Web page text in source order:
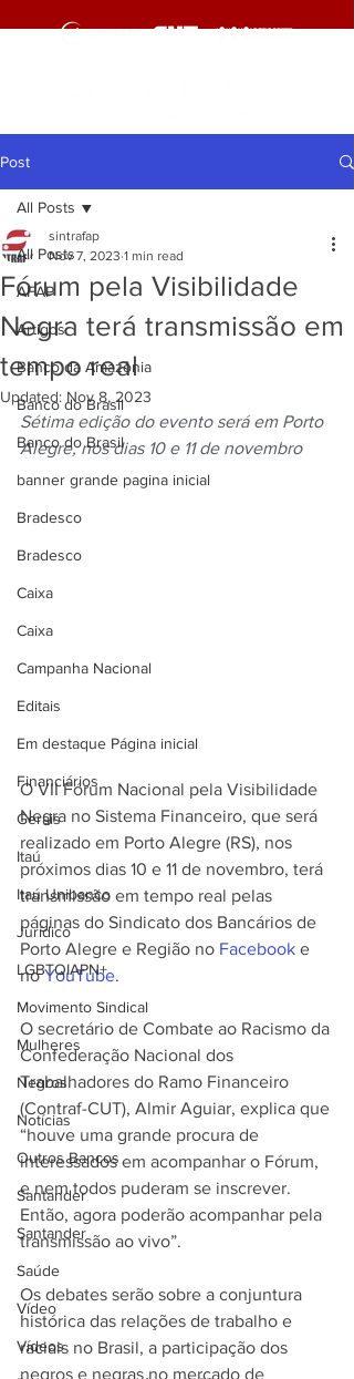
Post
All Posts
AFAP
Artigos
Banco da Amazônia
Banco do Brasil
Banco do Brasil
banner grande pagina inicial
Bradesco
Bradesco
Caixa
Caixa
Campanha Nacional
Editais
Em destaque Página inicial
Financiários
Gerais
Itaú
Itaú Unibanco
Jurídico
LGBTQIAPN+
Movimento Sindical
Mulheres
Negros
Notícias
Outros Bancos
Santander
Santander
Saúde
Vídeo
Vídeos
All Posts
Fórum pela Visibilidade
Negra terá transmissão em
tempo real
sintrafap
Nov 7, 2023 1 min read
Updated: Nov 8, 2023
Sétima edição do evento será em Porto
Alegre, nos dias 10 e 11 de novembro
O VII Fórum Nacional pela Visibilidade
Negra no Sistema Financeiro, que será
realizado em Porto Alegre (RS), nos
próximos dias 10 e 11 de novembro, terá
transmissão em tempo real pelas
páginas do Sindicato dos Bancários de
Porto Alegre e Região no Facebook e
no YouTube.
O secretário de Combate ao Racismo da
Confederação Nacional dos
Trabalhadores do Ramo Financeiro
(Contraf-CUT), Almir Aguiar, explica que
“houve uma grande procura de
interessados em acompanhar o Fórum,
e nem todos puderam se inscrever.
Então, agora poderão acompanhar pela
transmissão ao vivo”.
Os debates serão sobre a conjuntura
histórica das relações de trabalho e
raciais no Brasil, a participação dos
negros e negras no mercado de